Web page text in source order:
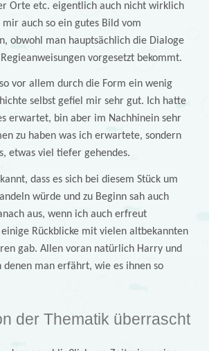
Orte etc. eigentlich auch nicht wirklich
auch so ein gutes Bild vom
obwohl man hauptsächlich die Dialoge
vorgesetzt bekommt.
vor allem durch die Form ein wenig
selbst gefiel mir sehr gut. Ich hatte
erwartet, bin aber im Nachhinein sehr
zu haben was ich erwartete, sondern
etwas viel tiefer gehendes.
dass es sich bei diesem Stück um
würde und zu Beginn sah auch
aus, wenn ich auch erfreut
Rückblicke mit vielen altbekannten
gab. Allen voran natürlich Harry und
denen man erfährt, wie es ihnen so
der Thematik überrascht